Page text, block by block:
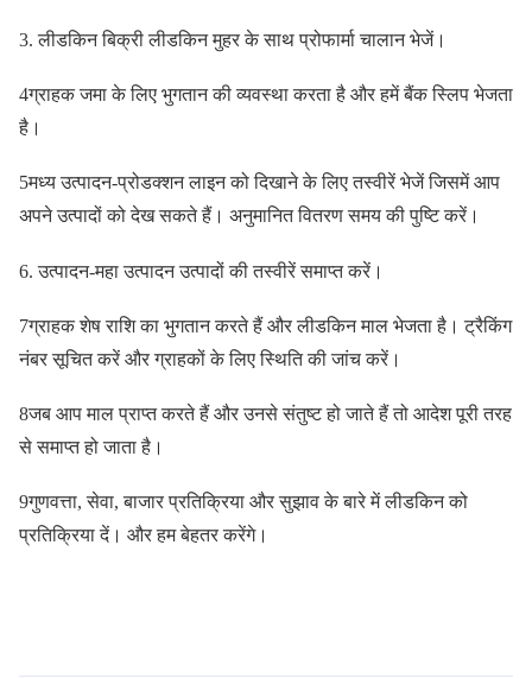
3. लीडकिन बिक्री लीडकिन मुहर के साथ प्रोफार्मा चालान भेजें।
4ग्राहक जमा के लिए भुगतान की व्यवस्था करता है और हमें बैंक स्लिप भेजता
है।
5मध्य उत्पादन-प्रोडक्शन लाइन को दिखाने के लिए तस्वीरें भेजें जिसमें आप
अपने उत्पादों को देख सकते हैं। अनुमानित वितरण समय की पुष्टि करें।
6. उत्पादन-महा उत्पादन उत्पादों की तस्वीरें समाप्त करें।
7ग्राहक शेष राशि का भुगतान करते हैं और लीडकिन माल भेजता है। ट्रैकिंग
नंबर सूचित करें और ग्राहकों के लिए स्थिति की जांच करें।
8जब आप माल प्राप्त करते हैं और उनसे संतुष्ट हो जाते हैं तो आदेश पूरी तरह
से समाप्त हो जाता है।
9गुणवत्ता, सेवा, बाजार प्रतिक्रिया और सुझाव के बारे में लीडकिन को
प्रतिक्रिया दें। और हम बेहतर करेंगे।